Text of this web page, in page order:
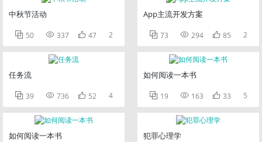
中秋节活动
 50  337  47 2
任务流
 39  736  52 4
如何阅读一本书
App主流开发方案
 73  294  85 2
如何阅读一本书
 19  163  33 5
犯罪心理学